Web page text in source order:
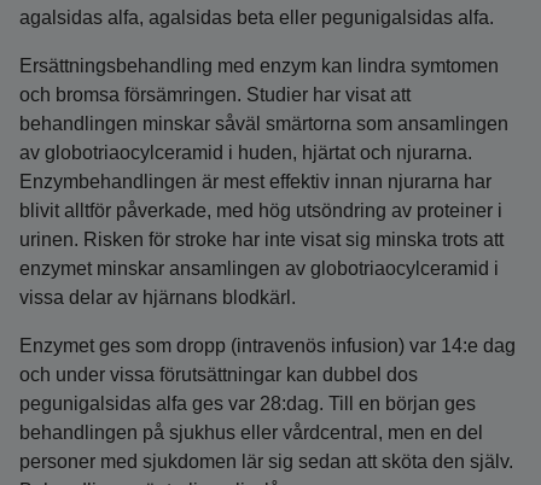
agalsidas alfa, agalsidas beta eller pegunigalsidas alfa.
Ersättningsbehandling med enzym kan lindra symtomen
och bromsa försämringen. Studier har visat att
behandlingen minskar såväl smärtorna som ansamlingen
av globotriaocylceramid i huden, hjärtat och njurarna.
Enzymbehandlingen är mest effektiv innan njurarna har
blivit alltför påverkade, med hög utsöndring av proteiner i
urinen. Risken för stroke har inte visat sig minska trots att
enzymet minskar ansamlingen av globotriaocylceramid i
vissa delar av hjärnans blodkärl.
Enzymet ges som dropp (intravenös infusion) var 14:e dag
och under vissa förutsättningar kan dubbel dos
pegunigalsidas alfa ges var 28:dag. Till en början ges
behandlingen på sjukhus eller vårdcentral, men en del
personer med sjukdomen lär sig sedan att sköta den själv.